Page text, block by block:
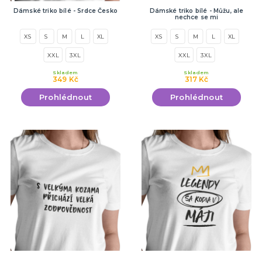
Dámské triko bílé - Srdce Česko
XS S M L XL
XXL 3XL
349 Kč
Skladem
Prohlédnout
Dámské triko bílé - Můžu, ale
nechce se mi
XS S M L XL
XXL 3XL
317 Kč
Skladem
Prohlédnout